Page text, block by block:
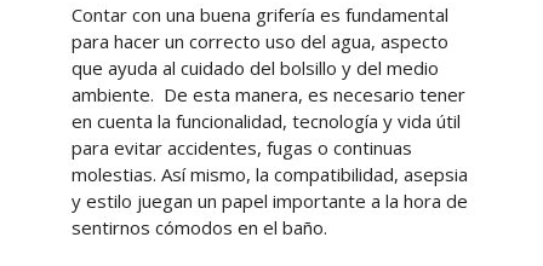
Contar con una buena grifería es fundamental
para hacer un correcto uso del agua, aspecto
que ayuda al cuidado del bolsillo y del medio
ambiente. De esta manera, es necesario tener
en cuenta la funcionalidad, tecnología y vida útil
para evitar accidentes, fugas o continuas
molestias. Así mismo, la compatibilidad, asepsia
y estilo juegan un papel importante a la hora de
sentirnos cómodos en el baño.